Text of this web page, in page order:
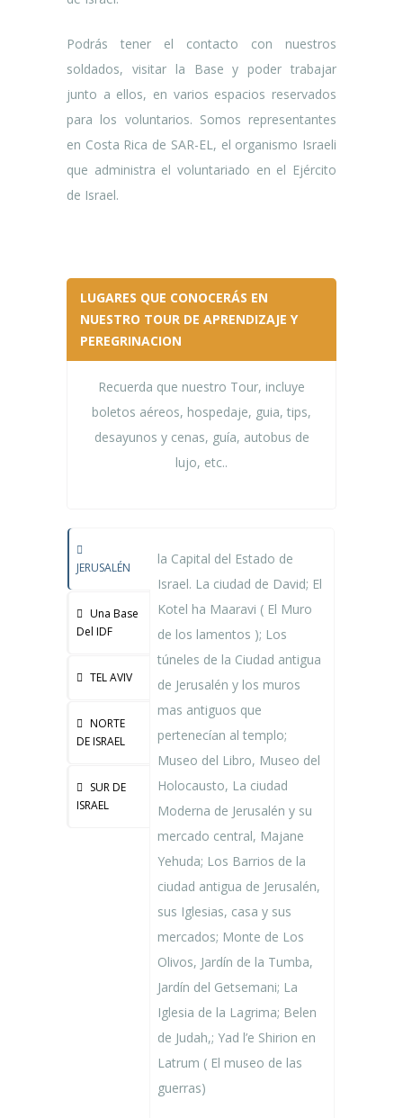
Podrás tener el contacto con nuestros
soldados, visitar la Base y poder trabajar
junto a ellos, en varios espacios reservados
para los voluntarios. Somos representantes
en Costa Rica de SAR-EL, el organismo Israeli
que administra el voluntariado en el Ejército
de Israel.
LUGARES QUE CONOCERÁS EN
NUESTRO TOUR DE APRENDIZAJE Y
PEREGRINACION
Recuerda que nuestro Tour, incluye
boletos aéreos, hospedaje, guia, tips,
desayunos y cenas, guía, autobus de
lujo, etc..
JERUSALÉN
Una Base
Del IDF
TEL AVIV
NORTE
DE ISRAEL
SUR DE
ISRAEL
la Capital del Estado de
Israel. La ciudad de David; El
Kotel ha Maaravi ( El Muro
de los lamentos ); Los
túneles de la Ciudad antigua
de Jerusalén y los muros
mas antiguos que
pertenecían al templo;
Museo del Libro, Museo del
Holocausto, La ciudad
Moderna de Jerusalén y su
mercado central, Majane
Yehuda; Los Barrios de la
ciudad antigua de Jerusalén,
sus Iglesias, casa y sus
mercados; Monte de Los
Olivos, Jardín de la Tumba,
Jardín del Getsemani; La
Iglesia de la Lagrima; Belen
de Judah,; Yad l’e Shirion en
Latrum ( El museo de las
guerras)